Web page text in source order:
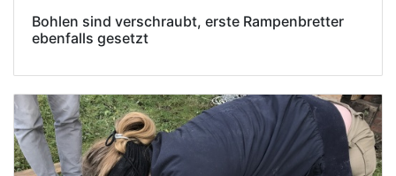
Bohlen sind verschraubt, erste Rampenbretter
ebenfalls gesetzt